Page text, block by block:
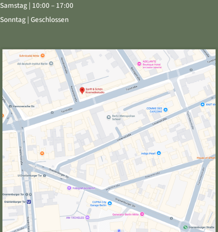
Samstag | 10:00 – 17:00
Sonntag | Geschlossen